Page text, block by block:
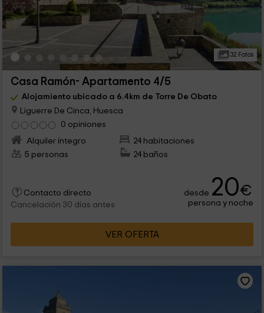
32 Fotos
Casa Ramón- Apartamento 4/5
Alojamiento ubicado a 6.4km de Torre De Obato
Liguerre De Cinca, Huesca
0 opiniones
Alquiler íntegro
24 habitaciones
5 personas
24 baños
Contacto directo
Cancelación 30 días antes
desde 20€
persona y noche
VER OFERTA